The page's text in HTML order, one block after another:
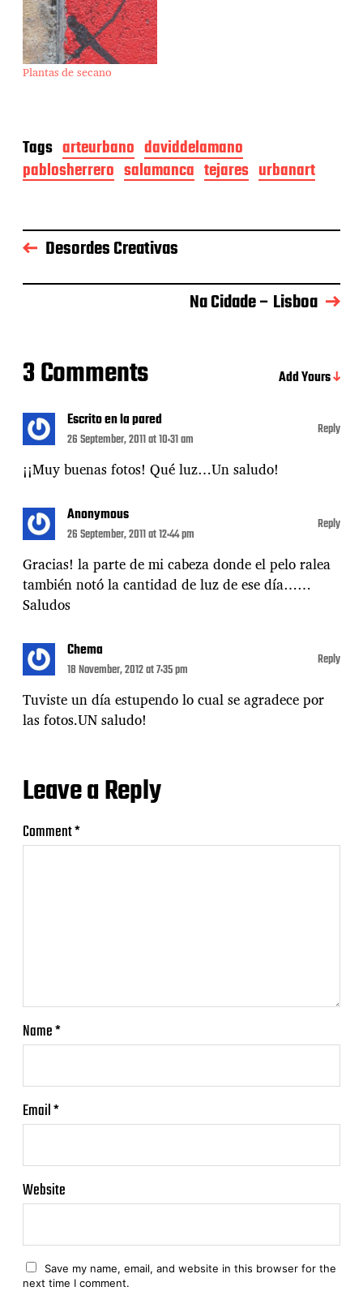
Plantas de secano
Tags arteurbano daviddelamano
pablosherrero salamanca tejares urbanart
Desordes Creativas
Na Cidade – Lisboa
3 Comments
Add Yours
Escrito en la pared
26 September, 2011 at 10:31 am
¡¡Muy buenas fotos! Qué luz…Un saludo!
Reply
Anonymous
26 September, 2011 at 12:44 pm
Gracias! la parte de mi cabeza donde el pelo ralea
también notó la cantidad de luz de ese día……
Saludos
Reply
Chema
18 November, 2012 at 7:35 pm
Tuviste un día estupendo lo cual se agradece por
las fotos.UN saludo!
Reply
Leave a Reply
Comment*
Name*
Email*
Website
Save my name, email, and website in this browser for the
next time I comment.